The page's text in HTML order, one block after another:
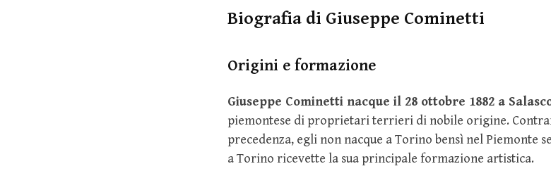
Biografia di Giuseppe Cominetti
Origini e formazione
Giuseppe Cominetti nacque il 28 ottobre 1882 a
piemontese di proprietari terrieri di nobile origine.
precedenza, egli non nacque a Torino bensì nel Piemonte
a Torino ricevette la sua principale formazione artistica.